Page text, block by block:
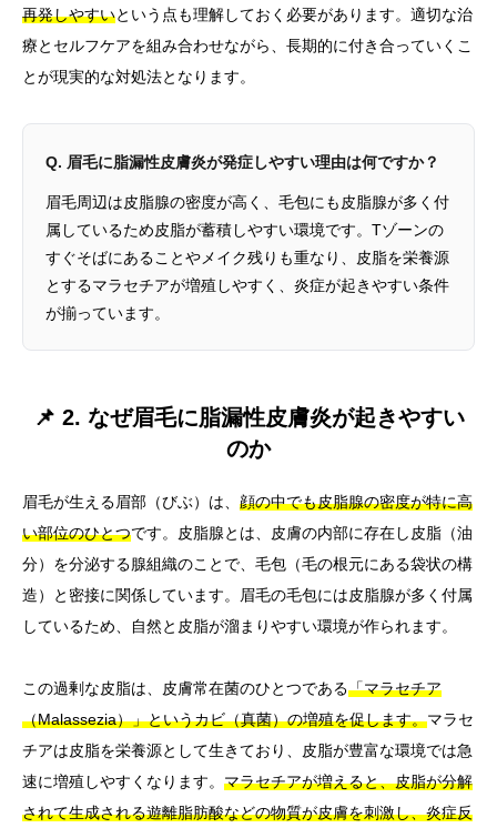
再発しやすいという点も理解しておく必要があります。適切な治
療とセルフケアを組み合わせながら、長期的に付き合っていくこ
とが現実的な対処法となります。
Q. 眉毛に脂漏性皮膚炎が発症しやすい理由は何ですか？
眉毛周辺は皮脂腺の密度が高く、毛包にも皮脂腺が多く付
属しているため皮脂が蓄積しやすい環境です。Tゾーンの
すぐそばにあることやメイク残りも重なり、皮脂を栄養源
とするマラセチアが増殖しやすく、炎症が起きやすい条件
が揃っています。
📌 2. なぜ眉毛に脂漏性皮膚炎が起きやすい
のか
眉毛が生える眉部（びぶ）は、 顔の中でも皮脂腺の密度が特に高
い部位のひとつです。皮脂腺とは、皮膚の内部に存在し皮脂（油
分）を分泌する腺組織のことで、毛包（毛の根元にある袋状の構
造）と密接に関係しています。眉毛の毛包には皮脂腺が多く付属
しているため、自然と皮脂が溜まりやすい環境が作られます。
この過剰な皮脂は、皮膚常在菌のひとつである「マラセチア
（Malassezia）」というカビ（真菌）の増殖を促します。マラセ
チアは皮脂を栄養源として生きており、皮脂が豊富な環境では急
速に増殖しやすくなります。 マラセチアが増えると、皮脂が分解
されて生成される遊離脂肪酸などの物質が皮膚を刺激し、炎症反